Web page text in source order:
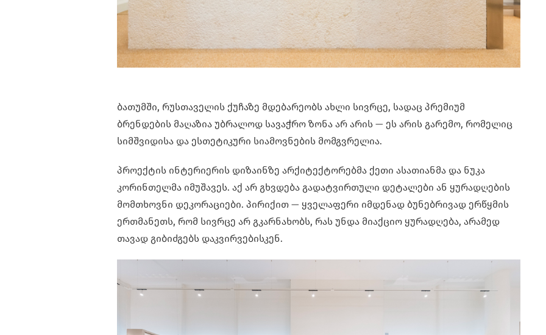
ბათუმში, რუსთაველის ქუჩაზე მდებარეობს ახლი სივრცე, სადაც პრემიუმ
ბრენდების მაღაზია უბრალოდ სავაჭრო ზონა არ არის — ეს არის გარემო, რომელიც
სიმშვიდისა და ესთეტიკური სიამოვნების მომგვრელია.
პროექტის ინტერიერის დიზაინზე არქიტექტორებმა ქეთი ასათიანმა და ნუკა
კორინთელმა იმუშავეს. აქ არ გხვდება გადატვირთული დეტალები ან ყურადღების
მომთხოვნი დეკორაციები. პირიქით — ყველაფერი იმდენად ბუნებრივად ერწყმის
ერთმანეთს, რომ სივრცე არ გკარნახობს, რას უნდა მიაქციო ყურადღება, არამედ
თავად გიბიძგებს დაკვირვებისკენ.